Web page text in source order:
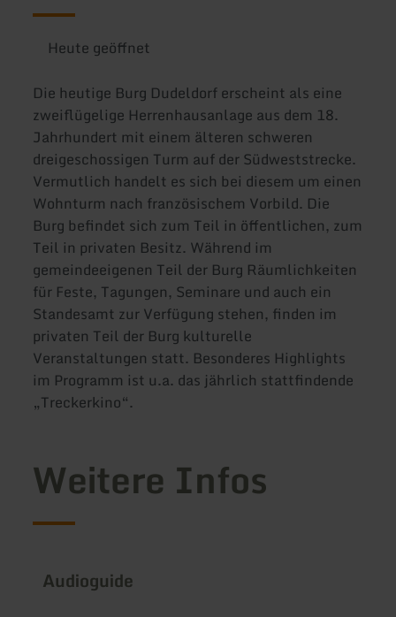
Heute geöffnet
Die heutige Burg Dudeldorf erscheint als eine
zweiflügelige Herrenhausanlage aus dem 18.
Jahrhundert mit einem älteren schweren
dreigeschossigen Turm auf der Südweststrecke.
Vermutlich handelt es sich bei diesem um einen
Wohnturm nach französischem Vorbild. Die
Burg befindet sich zum Teil in öffentlichen, zum
Teil in privaten Besitz. Während im
gemeindeeigenen Teil der Burg Räumlichkeiten
für Feste, Tagungen, Seminare und auch ein
Standesamt zur Verfügung stehen, finden im
privaten Teil der Burg kulturelle
Veranstaltungen statt. Besonderes Highlights
im Programm ist u.a. das jährlich stattfindende
„Treckerkino“.
Weitere Infos
Audioguide